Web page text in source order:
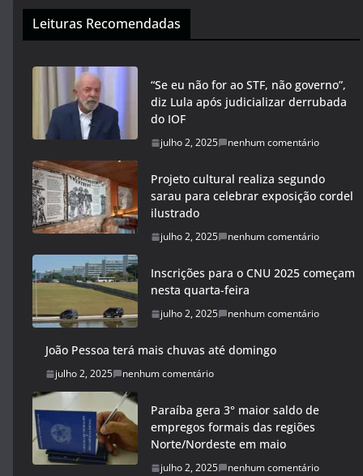
Leituras Recomendadas
“Se eu não for ao STF, não governo”,
diz Lula após judicializar derrubada
do IOF
julho 2, 2025 nenhum comentário
Projeto cultural realiza segundo
sarau para celebrar exposição cordel
ilustrado
julho 2, 2025 nenhum comentário
Inscrições para o CNU 2025 começam
nesta quarta-feira
julho 2, 2025 nenhum comentário
João Pessoa terá mais chuvas até domingo
julho 2, 2025 nenhum comentário
Paraíba gera 3° maior saldo de
empregos formais das regiões
Norte/Nordeste em maio
julho 2, 2025 nenhum comentário